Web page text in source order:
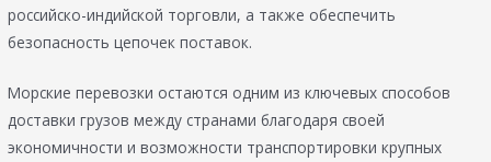
российско-индийской торговли, а также обеспечить
безопасность цепочек поставок.
Морские перевозки остаются одним из ключевых способов
доставки грузов между странами благодаря своей
экономичности и возможности транспортировки крупных